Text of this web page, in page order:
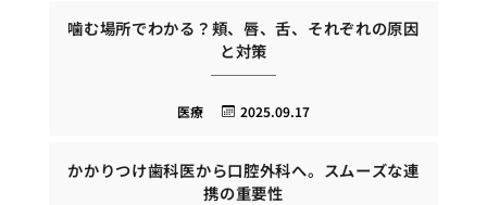
噛む場所でわかる？頬、唇、舌、それぞれの原因
と対策
2025.09.17
医療
かかりつけ歯科医から口腔外科へ。スムーズな連
携の重要性